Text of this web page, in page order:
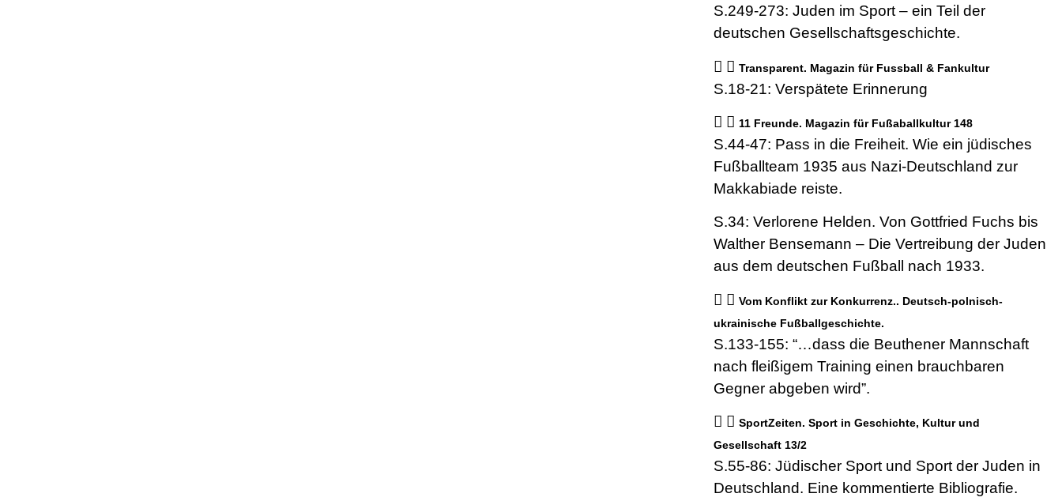
S.249-273: Juden im Sport – ein Teil der
deutschen Gesellschaftsgeschichte.
Transparent. Magazin für Fussball & Fankultur
S.18-21: Verspätete Erinnerung
11 Freunde. Magazin für Fußaballkultur 148
S.44-47: Pass in die Freiheit. Wie ein jüdisches
Fußballteam 1935 aus Nazi-Deutschland zur
Makkabiade reiste.
S.34: Verlorene Helden. Von Gottfried Fuchs bis
Walther Bensemann – Die Vertreibung der Juden
aus dem deutschen Fußball nach 1933.
Vom Konflikt zur Konkurrenz.. Deutsch-polnisch-
ukrainische Fußballgeschichte.
S.133-155: “…dass die Beuthener Mannschaft
nach fleißigem Training einen brauchbaren
Gegner abgeben wird”.
SportZeiten. Sport in Geschichte, Kultur und
Gesellschaft 13/2
S.55-86: Jüdischer Sport und Sport der Juden in
Deutschland. Eine kommentierte Bibliografie.